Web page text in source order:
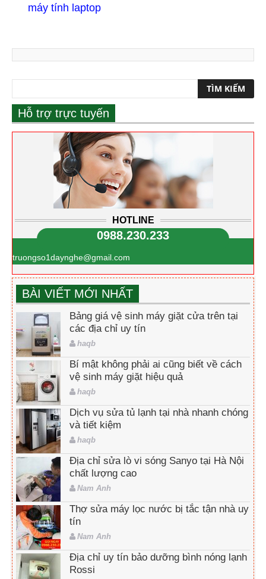
máy tính laptop
Hỗ trợ trực tuyến
HOTLINE
0988.230.233
truongso1daynghe@gmail.com
BÀI VIẾT MỚI NHẤT
Bảng giá vệ sinh máy giặt cửa trên tại
các địa chỉ uy tín
haqb
Bí mật không phải ai cũng biết về cách
vệ sinh máy giặt hiệu quả
haqb
Dịch vụ sửa tủ lạnh tại nhà nhanh chóng
và tiết kiệm
haqb
Địa chỉ sửa lò vi sóng Sanyo tại Hà Nội
chất lượng cao
Nam Anh
Thợ sửa máy lọc nước bị tắc tận nhà uy
tín
Nam Anh
Địa chỉ uy tín bảo dưỡng bình nóng lạnh
Rossi